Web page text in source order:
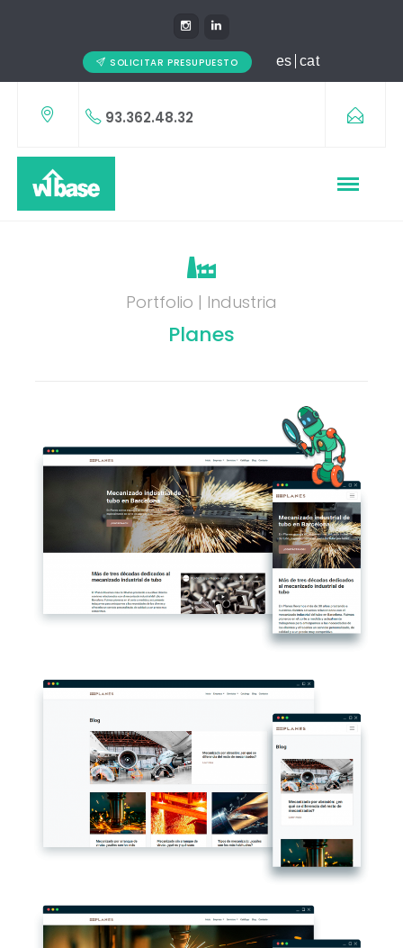
SOLICITAR PRESUPUESTO es cat
93.362.48.32
Portfolio | Industria
Planes